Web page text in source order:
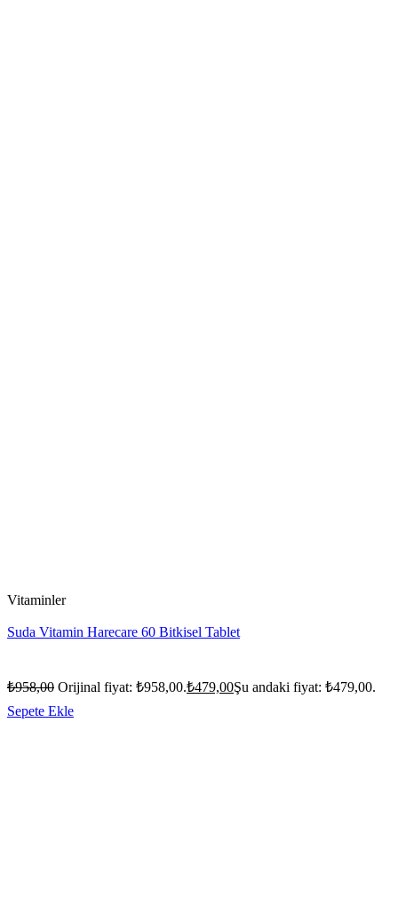
Vitaminler
Suda Vitamin Harecare 60 Bitkisel Tablet
₺958,00 Orijinal fiyat: ₺958,00.₺479,00Şu andaki fiyat: ₺479,00.
Sepete Ekle